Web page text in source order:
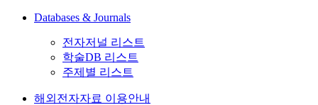
Databases & Journals
전자저널 리스트
학술DB 리스트
주제별 리스트
해외전자자료 이용안내